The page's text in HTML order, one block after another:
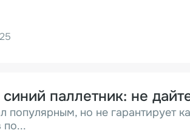
паллетник: не
популярным, но не гарантирует
по...